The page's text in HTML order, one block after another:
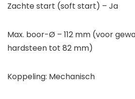
Zachte start (soft start) – Ja
Max. boor-Ø – 112 mm (voor
hardsteen tot 82 mm)
Koppeling: Mechanisch